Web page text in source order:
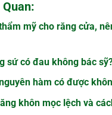
mỹ cho răng cửa,
sứ có đau không bác
hàm có được
khôn mọc lệch và